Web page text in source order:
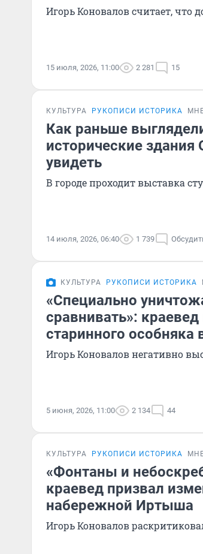
Игорь Коновалов считает,
15 июля, 2026, 11:00 2 281 15
КУЛЬТУРА РУКОПИСИ ИСТОРИКА
Как раньше
исторические
увидеть
В городе проходит выставка
14 июля, 2026, 06:40 1 739
КУЛЬТУРА РУКОПИСИ ИСТОРИКА
«Специально
сравнивать»:
старинного особняка
Игорь Коновалов негативно
5 июня, 2026, 11:00 2 134 44
КУЛЬТУРА РУКОПИСИ ИСТОРИКА
«Фонтаны и
краевед призвал
набережной Иртыша
Игорь Коновалов